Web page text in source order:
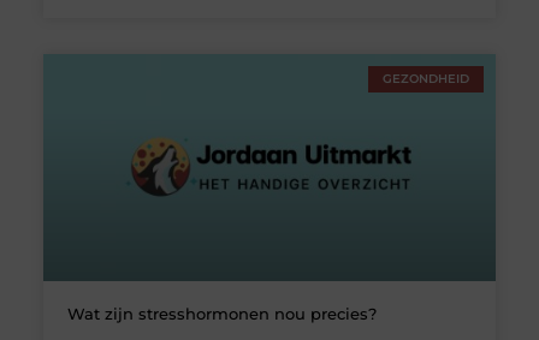
GEZONDHEID
Wat zijn stresshormonen nou precies?